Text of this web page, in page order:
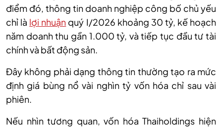
điểm đó, thông tin doanh nghiệp công bố chủ yếu
chỉ là lợi nhuận quý I/2026 khoảng 30 tỷ, kế hoạch
năm doanh thu gần 1.000 tỷ, và tiếp tục đầu tư tài
chính và bất động sản.
Đây không phải dạng thông tin thường tạo ra mức
định giá bùng nổ vài nghìn tỷ vốn hóa chỉ sau vài
phiên.
Nếu nhìn tương quan,vốn hóa Thaiholdings hiện